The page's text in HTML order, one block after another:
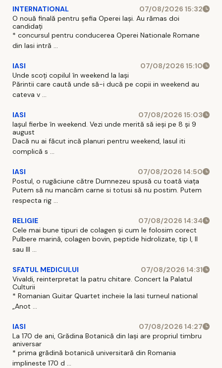
INTERNATIONAL
07/08/2026 15:32
O nouă finală pentru șefia Operei Iași. Au rămas doi
candidați
* concursul pentru conducerea Operei Nationale Romane
din Iasi intră ...
IASI
07/08/2026 15:10
Unde scoți copilul în weekend la Iași
Părintii care caută unde să-i ducă pe copii in weekend au
cateva v ...
IASI
07/08/2026 15:03
Iașul fierbe în weekend. Vezi unde merită să ieși pe 8 și 9
august
Dacă nu ai făcut incă planuri pentru weekend, Iasul iti
complică s ...
IASI
07/08/2026 14:50
Postul, o rugăciune către Dumnezeu spusă cu toată viața
Putem să nu mancăm carne si totusi să nu postim. Putem
respecta rig ...
RELIGIE
07/08/2026 14:34
Cele mai bune tipuri de colagen și cum le folosim corect
Pulbere marină, colagen bovin, peptide hidrolizate, tip I, II
sau III ...
SFATUL MEDICULUI
07/08/2026 14:31
Vivaldi, reinterpretat la patru chitare. Concert la Palatul
Culturii
* Romanian Guitar Quartet incheie la Iasi turneul national
„Anot ...
IASI
07/08/2026 14:27
La 170 de ani, Grădina Botanică din Iași are propriul timbru
aniversar
* prima grădină botanică universitară din Romania
implineste 170 d ...